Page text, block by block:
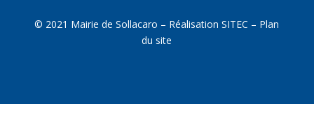
© 2021 Mairie de Sollacaro – RéalisationSITEC – Plan
du site